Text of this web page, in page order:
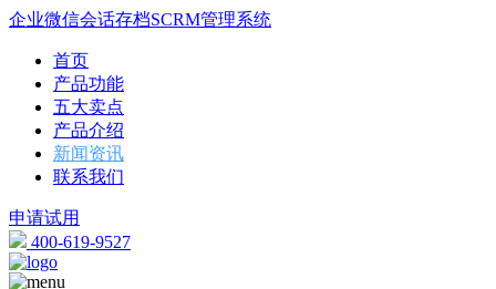
企业微信会话存档SCRM管理系统
首页
产品功能
五大卖点
产品介绍
新闻资讯
联系我们
申请试用
400-619-9527